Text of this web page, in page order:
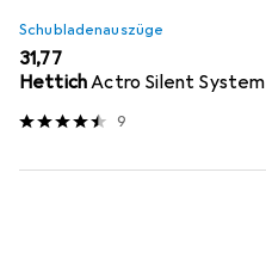
Schubladenauszüge
EUR
31,77
HettichActro Silent System
9